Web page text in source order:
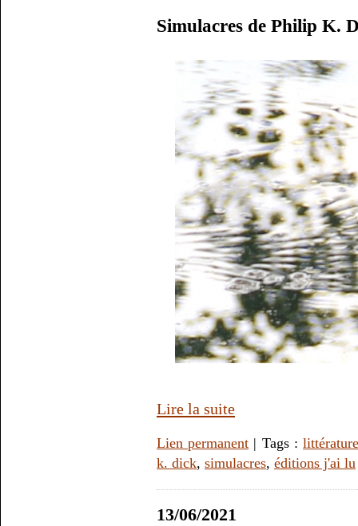
Simulacres de Philip K.
Lire la suite
Lien permanent | Tags :
k. dick, simulacres, éditions j'ai lu
13/06/2021